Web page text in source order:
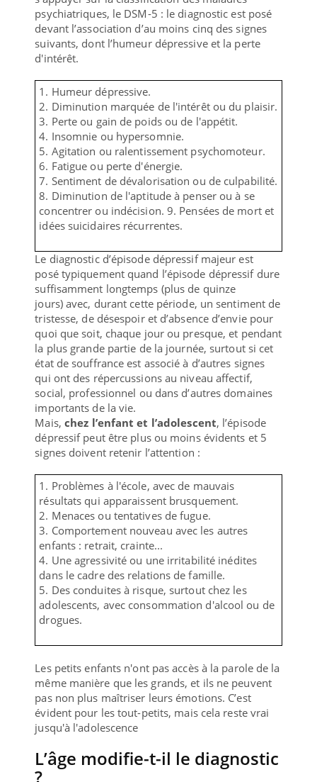
psychiatriques, le DSM-5 : le diagnostic est posé
devant l’association d’au moins cinq des signes
suivants, dont l’humeur dépressive et la perte
d'intérêt.
1. Humeur dépressive.
2. Diminution marquée de l'intérêt ou du plaisir.
3. Perte ou gain de poids ou de l'appétit.
4. Insomnie ou hypersomnie.
5. Agitation ou ralentissement psychomoteur.
6. Fatigue ou perte d'énergie.
7. Sentiment de dévalorisation ou de culpabilité.
8. Diminution de l'aptitude à penser ou à se
concentrer ou indécision. 9. Pensées de mort et
idées suicidaires récurrentes.
Le diagnostic d’épisode dépressif majeur est
posé typiquement quand l’épisode dépressif dure
suffisamment longtemps (plus de quinze
jours) avec, durant cette période, un sentiment de
tristesse, de désespoir et d’absence d’envie pour
quoi que soit, chaque jour ou presque, et pendant
la plus grande partie de la journée, surtout si cet
état de souffrance est associé à d’autres signes
qui ont des répercussions au niveau affectif,
social, professionnel ou dans d’autres domaines
importants de la vie.
Mais, chez l’enfant et l’adolescent, l’épisode
dépressif peut être plus ou moins évidents et 5
signes doivent retenir l’attention :
1. Problèmes à l'école, avec de mauvais
résultats qui apparaissent brusquement.
2. Menaces ou tentatives de fugue.
3. Comportement nouveau avec les autres
enfants : retrait, crainte...
4. Une agressivité ou une irritabilité inédites
dans le cadre des relations de famille.
5. Des conduites à risque, surtout chez les
adolescents, avec consommation d'alcool ou de
drogues.
Les petits enfants n'ont pas accès à la parole de la
même manière que les grands, et ils ne peuvent
pas non plus maîtriser leurs émotions. C’est
évident pour les tout-petits, mais cela reste vrai
jusqu'à l'adolescence
L’âge modifie-t-il le diagnostic
?